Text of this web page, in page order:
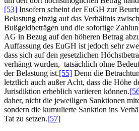
[53] Insofern scheint der EuGH zur
Belastung einzig auf das Verhältnis
Bußgeldbeträgen und die sofortige
AG in Bezug auf den höheren Betrag
Auffassung des EuGH ist jedoch sehr
dass sich auf den gesetzlichen
verhängt wurden, tatsächlich ohne
der Belastung ist.[55] Denn die
letztlich auch außer Acht, dass die Höhe
Jurisdiktion erheblich variieren können.
daher, nicht die jeweiligen Sanktionen
sondern die kumulierte Sanktion ins
Tat zu setzen.[57]